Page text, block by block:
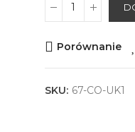
Porównanie
SKU: 67-CO-UK1